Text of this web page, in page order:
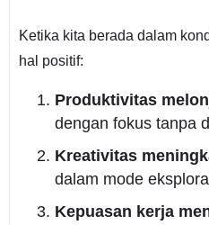
Ketika kita berada dalam
hal positif:
Produktivitas
dengan fokus tanpa
Kreativitas
dalam mode
Kepuasan kerja